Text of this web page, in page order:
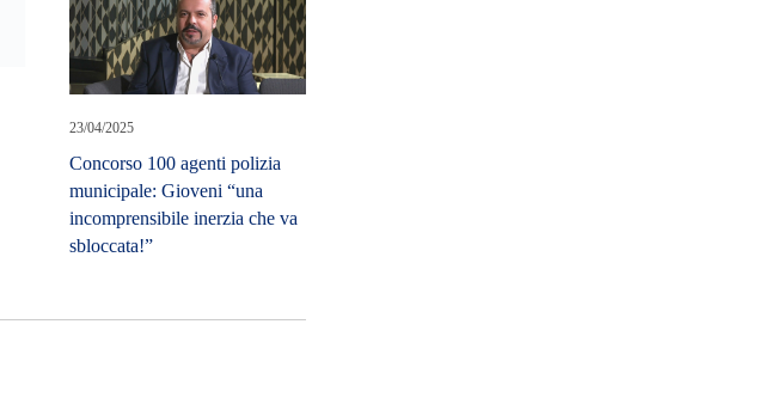
23/04/2025
Concorso 100 agenti polizia
municipale: Gioveni “una
incomprensibile inerzia che va
sbloccata!”